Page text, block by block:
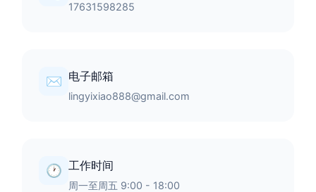
17631598285
✉️ 电子邮箱
lingyixiao888@gmail.com
🕐 工作时间
周一至周五 9:00 - 18:00